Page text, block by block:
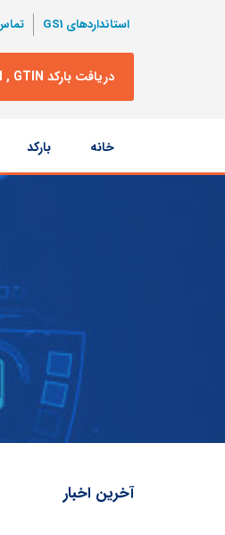
استانداردهای GS1
دریافت بارکد GLN , GTIN
محتوا
خانه بارکد
آخرین اخبار